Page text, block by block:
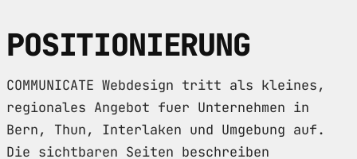
POSITIONIERUNG
COMMUNICATE Webdesign tritt als kleines,
regionales Angebot fuer Unternehmen in
Bern, Thun, Interlaken und Umgebung auf.
Die sichtbaren Seiten beschreiben